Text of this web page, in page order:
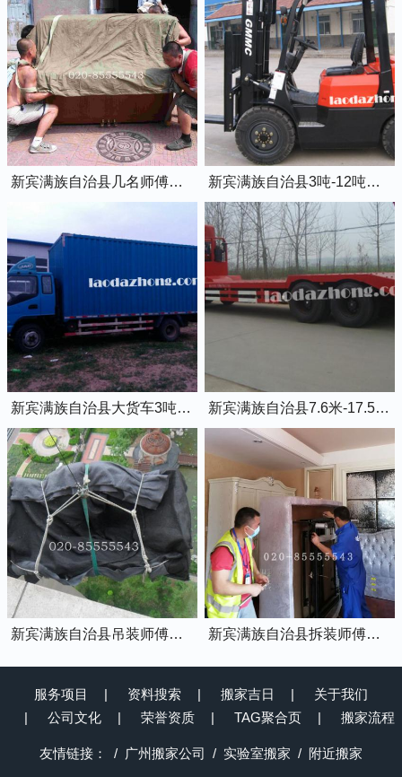
新宾满族自治县几名师傅正在抬钢琴上楼 新宾满族自治县3吨-12吨的柴油叉车出租
新宾满族自治县大货车3吨黄牌6米8的厢式货车 新宾满族自治县7.6米-17.5米平板货车出租
新宾满族自治县吊装师傅正在吊装物品上楼 新宾满族自治县拆装师傅正在拆装家具
服务项目 资料搜索 搬家吉日
关于我们
公司文化
荣誉资质 TAG聚合页 搬家流程
友情链接： 广州搬家公司 实验室搬家 附近搬家